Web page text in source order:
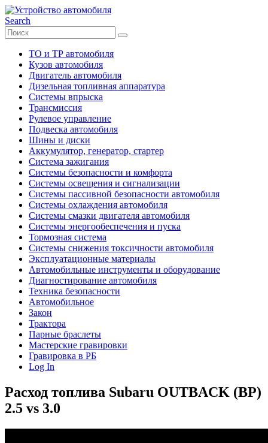
Search
ТО и ТР автомобиля
Кузов автомобиля
Двигатель автомобиля
Дизельная топливная аппаратура
Системы впрыска
Трансмиссия
Рулевое управление
Подвеска автомобиля
Шины и диски
Аккумулятор, генератор, стартер
Система зажигания
Системы безопасности и комфорта
Системы освещения и сигнализации
Системы пассивной безопасности автомобиля
Системы охлаждения автомобиля
Системы смазки двигателя автомобиля
Системы энергообеспечения и пуска
Тормозная система
Системы снижения токсичности автомобиля
Эксплуатационные материалы
Автомобильные инструменты и оборудование
Диагностирование автомобиля
Техника безопасности
Автомобильное
Закон
Трактора
Парные браслеты
Мастерские гравировки
Гравировка в РБ
Log In
Расход топлива Subaru OUTBACK (BP)
2.5 vs 3.0